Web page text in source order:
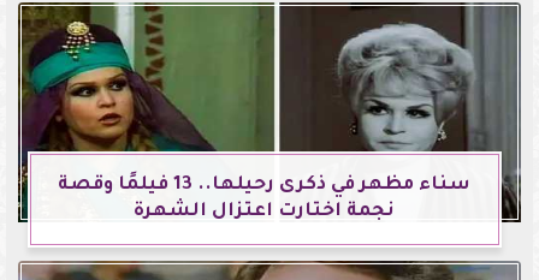
سناء مظهر في ذكرى رحيلها.. 13 فيلمًا وقصة
نجمة اختارت اعتزال الشهرة